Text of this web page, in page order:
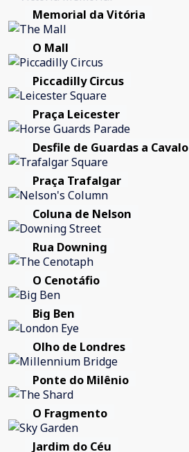
Memorial da Vitória
O Mall
Piccadilly Circus
Praça Leicester
Desfile de Guardas a Cavalo
Praça Trafalgar
Coluna de Nelson
Rua Downing
O Cenotáfio
Big Ben
Olho de Londres
Ponte do Milênio
O Fragmento
Jardim do Céu